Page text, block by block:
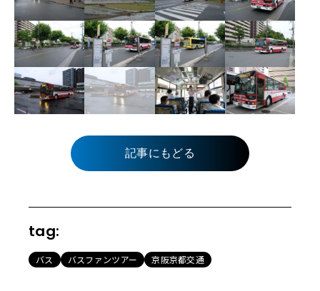
記事にもどる
tag:
バス バスファンツアー 京阪京都交通